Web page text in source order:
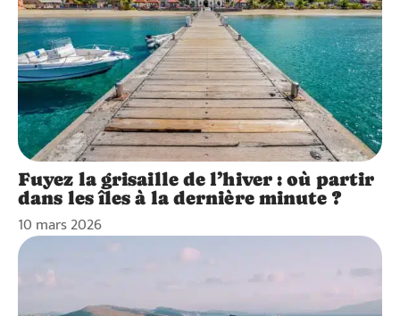
Fuyez la grisaille de l’hiver : où partir
dans les îles à la dernière minute ?
10 mars 2026